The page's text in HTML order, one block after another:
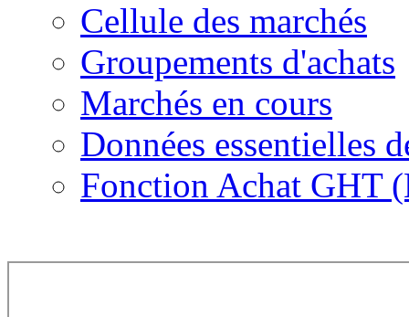
Cellule des marchés
Groupements d'achats
Marchés en cours
Données essentielles
Fonction Achat GHT